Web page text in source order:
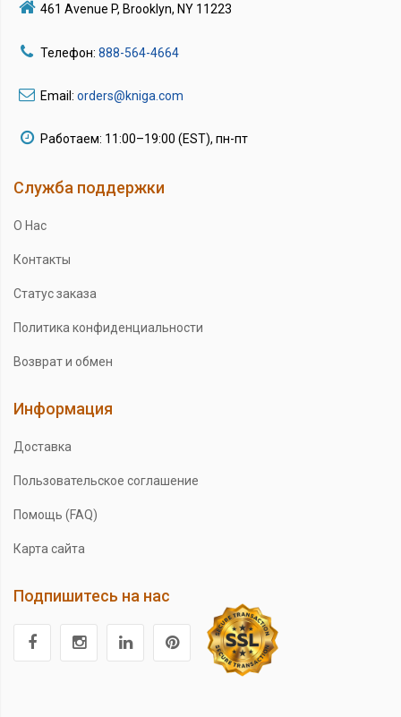
461 Avenue P, Brooklyn, NY 11223
Телефон: 888-564-4664
Email: orders@kniga.com
Работаем: 11:00–19:00 (EST), пн-пт
Служба поддержки
О Нас
Контакты
Статус заказа
Политика конфиденциальности
Возврат и обмен
Информация
Доставка
Пользовательское соглашение
Помощь (FAQ)
Карта сайта
Подпишитесь на нас